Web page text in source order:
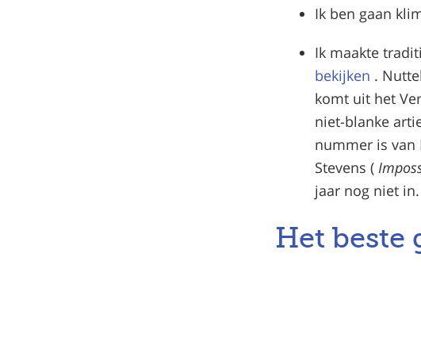
Ik ben gaan
Ik maakte
bekijken .
komt uit het
niet-blanke
nummer is van
Stevens (
jaar nog niet in.
Het beste